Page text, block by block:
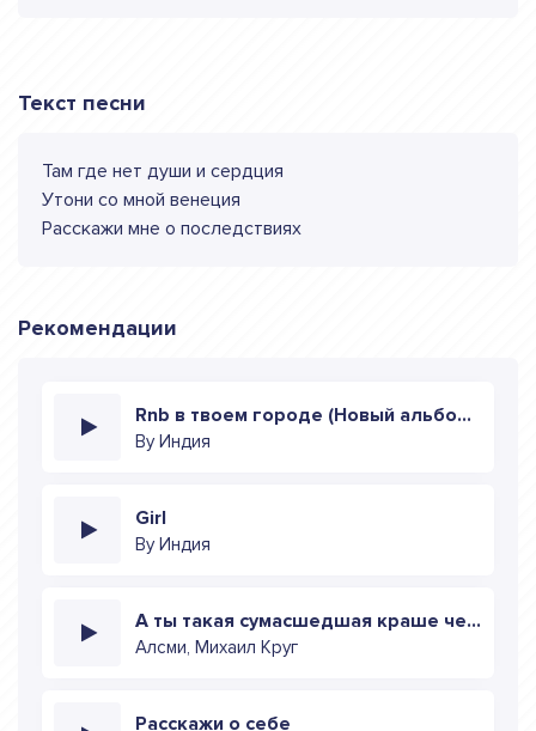
Текст песни
Там где нет души и сердция
Утони со мной венеция
Расскажи мне о последствиях
Рекомендации
Rnb в твоем городе (Новый альбом 2024)
By Индия
Girl
By Индия
А ты такая сумасшедшая краше чем Венеция
Алсми, Михаил Круг
Расскажи о себе